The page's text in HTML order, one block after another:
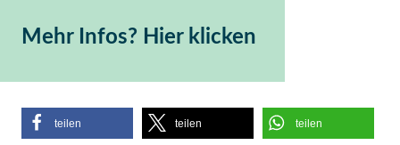
Mehr Infos? Hier klicken
teilen teilen teilen